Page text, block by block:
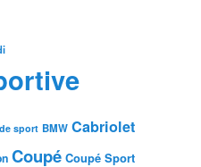
sport BMW Cabriolet
Coupé Coupé Sport